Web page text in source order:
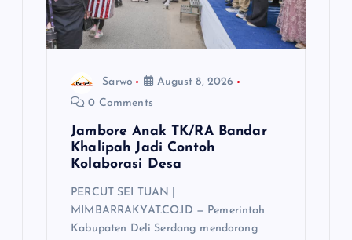
Sarwo
August 8, 2026
0 Comments
Jambore Anak TK/RA Bandar
Khalipah Jadi Contoh
Kolaborasi Desa
PERCUT SEI TUAN |
MIMBARRAKYAT.CO.ID — Pemerintah
Kabupaten Deli Serdang mendorong